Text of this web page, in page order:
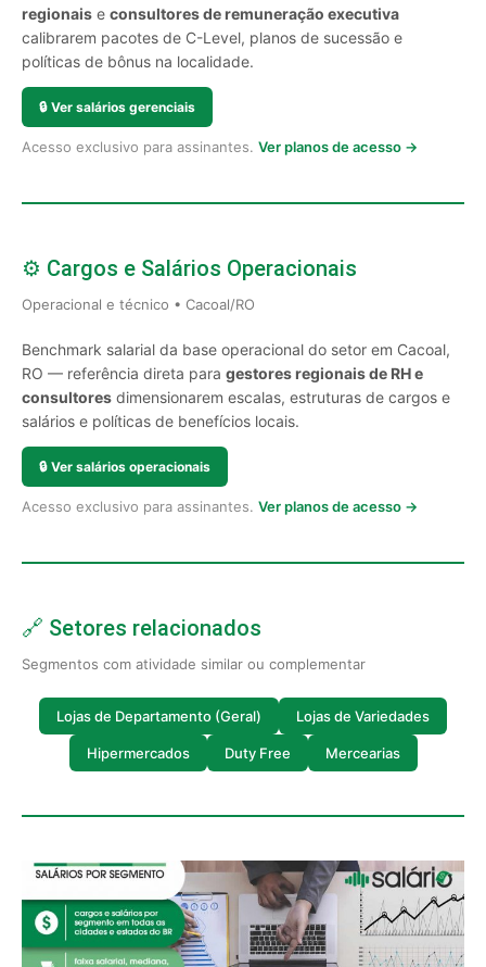
regionais e consultores de remuneração executiva
calibrarem pacotes de C-Level, planos de sucessão e
políticas de bônus na localidade.
🔒 Ver salários gerenciais
Acesso exclusivo para assinantes. Ver planos de acesso →
⚙️ Cargos e Salários Operacionais
Operacional e técnico • Cacoal/RO
Benchmark salarial da base operacional do setor em Cacoal,
RO — referência direta para gestores regionais de RH e
consultores dimensionarem escalas, estruturas de cargos e
salários e políticas de benefícios locais.
🔒 Ver salários operacionais
Acesso exclusivo para assinantes. Ver planos de acesso →
🔗 Setores relacionados
Segmentos com atividade similar ou complementar
Lojas de Departamento (Geral) Lojas de Variedades
Hipermercados Duty Free Mercearias